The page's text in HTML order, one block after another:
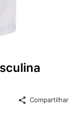
Compartilhar